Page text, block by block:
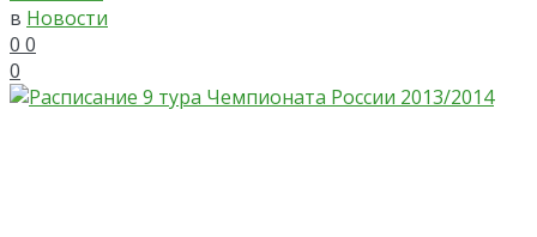
в Новости
0 0
0